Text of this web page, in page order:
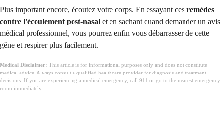
Plus important encore, écoutez votre corps. En essayant ces remèdes
contre l'écoulement post-nasal et en sachant quand demander un avis
médical professionnel, vous pourrez enfin vous débarrasser de cette
gêne et respirer plus facilement.
Medical Disclaimer: This article is for informational purposes only and does not constitute
medical advice. Always consult a qualified healthcare provider for diagnosis and treatment
decisions. If you are experiencing a medical emergency, call 911 or go to the nearest emergency
room immediately.